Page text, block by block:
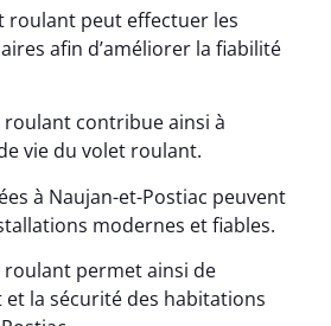
roulant peut effectuer les
afin d’améliorer la fiabilité
roulant contribue ainsi à
vie du volet roulant.
à Naujan-et-Postiac peuvent
modernes et fiables.
roulant permet ainsi de
la sécurité des habitations